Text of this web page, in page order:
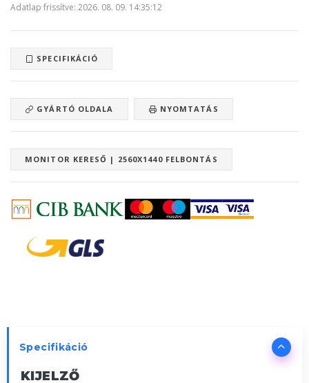
Adatlap frissítve: 2026. 08. 09. 14:35:12
SPECIFIKÁCIÓ
GYÁRTÓ OLDALA NYOMTATÁS
MONITOR KERESŐ | 2560X1440 FELBONTÁS
Specifikáció
KIJELZŐ